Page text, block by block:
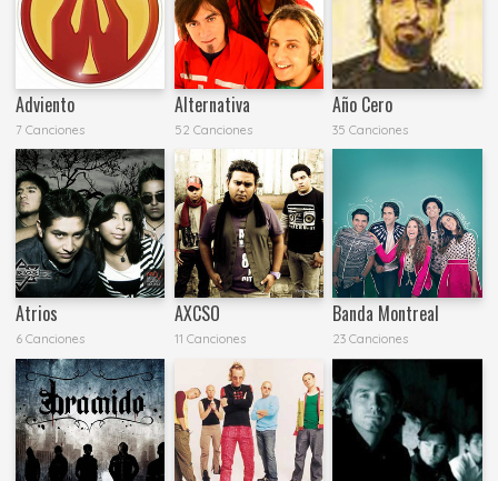
Adviento
7 Canciones
Alternativa
52 Canciones
Año Cero
35 Canciones
Atrios
6 Canciones
AXCSO
11 Canciones
Banda Montreal
23 Canciones